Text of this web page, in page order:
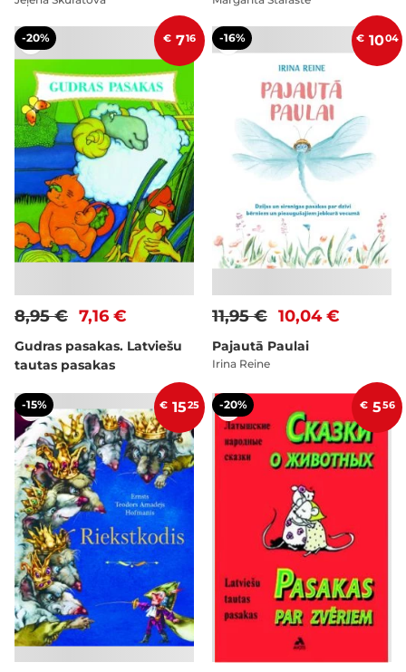
-20% € 716
7,16 €
8,95 €
Gudras pasakas. Latviešu
tautas pasakas
-16% € 1004
10,04 €
11,95 €
Pajautā Paulai
Irina Reine
-15% € 1525 -20% € 556